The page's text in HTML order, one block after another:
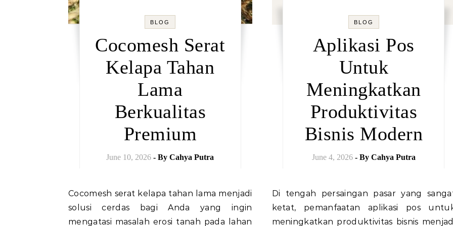
BLOG
Cocomesh Serat
Kelapa Tahan
Lama
Berkualitas
Premium
June 10, 2026 - ByCahya Putra
Cocomesh serat kelapa tahan lama menjadi
solusi cerdas bagi Anda yang ingin
mengatasi masalah erosi tanah pada lahan
BLOG
Aplikasi Pos
Untuk
Meningkatkan
Produktivitas
Bisnis Modern
June 4, 2026 - By Cahya Putra
Di tengah persaingan pasar yang sangat
ketat, pemanfaatan aplikasi pos
meningkatkan produktivitas bisnis